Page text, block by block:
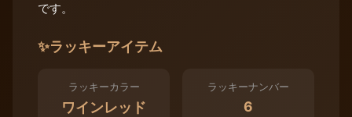
です。
✨ラッキーアイテム
ラッキーカラー
ワインレッド
ラッキーナンバー
6